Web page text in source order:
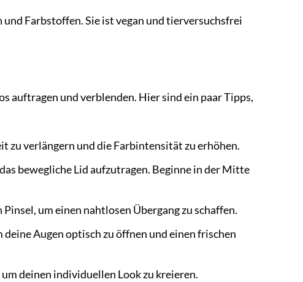
Farbstoffen. Sie ist vegan und tierversuchsfrei
auftragen und verblenden. Hier sind ein paar Tipps,
zu verlängern und die Farbintensität zu erhöhen.
bewegliche Lid aufzutragen. Beginne in der Mitte
um einen nahtlosen Übergang zu schaffen.
Augen optisch zu öffnen und einen frischen
deinen individuellen Look zu kreieren.